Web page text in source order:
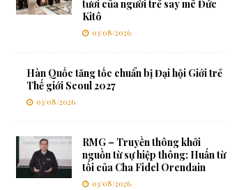
tươi của người trẻ say mê Đức
Kitô
03/08/2026
Hàn Quốc tăng tốc chuẩn bị Đại hội Giới trẻ
Thế giới Seoul 2027
03/08/2026
RMG – Truyền thông khởi
nguồn từ sự hiệp thông: Huấn từ
tối của Cha Fidel Orendain
03/08/2026